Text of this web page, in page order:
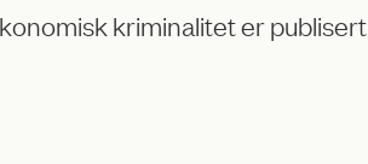
kriminalitet er publisert